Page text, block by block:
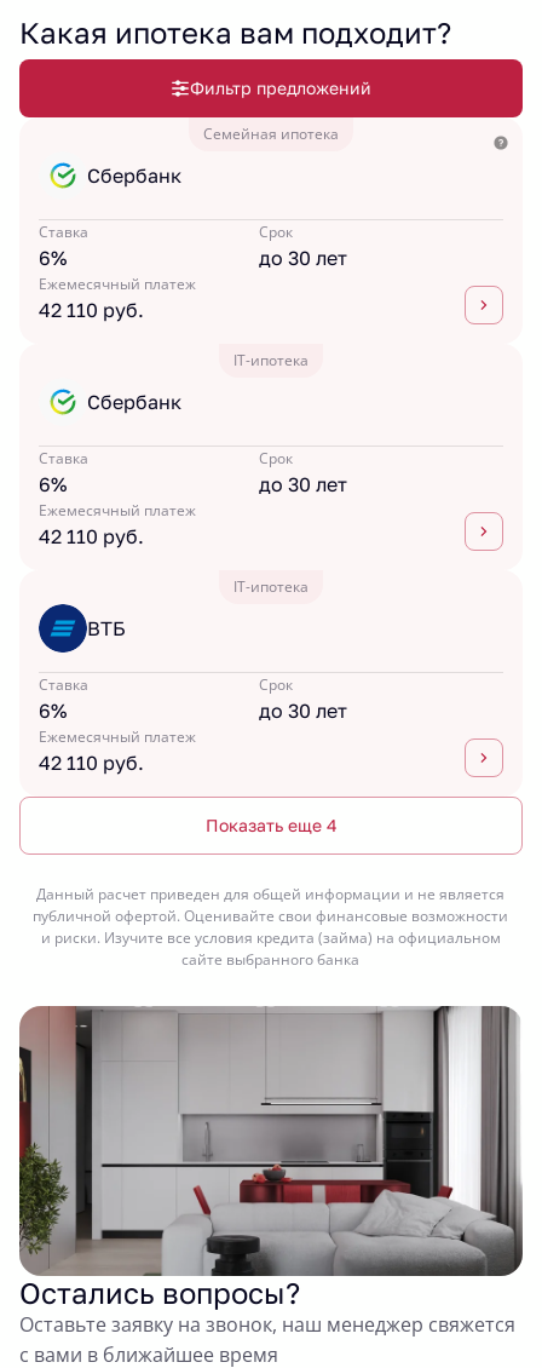
Какая ипотека вам подходит?
Фильтр предложений
Семейная ипотека
Сбербанк
Ставка
6%
Срок
до 30 лет
Ежемесячный платеж
42 110 руб.
IT-ипотека
Сбербанк
Ставка
6%
Срок
до 30 лет
Ежемесячный платеж
42 110 руб.
IT-ипотека
ВТБ
Ставка
6%
Срок
до 30 лет
Ежемесячный платеж
42 110 руб.
Показать еще 4
Данный расчет приведен для общей информации и не является
публичной офертой. Оценивайте свои финансовые возможности
и риски. Изучите все условия кредита (займа) на официальном
сайте выбранного банка
Остались вопросы?
Оставьте заявку на звонок, наш менеджер свяжется
с вами в ближайшее время